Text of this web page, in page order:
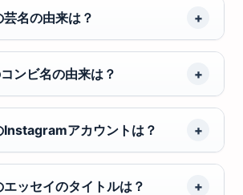
名の由来は？
ンビ名の由来は？
Instagramアカウントは？
ッセイのタイトルは？